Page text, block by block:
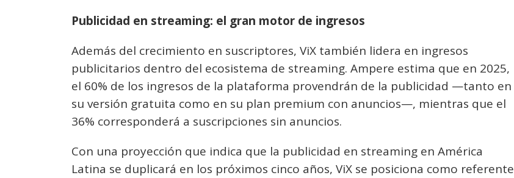
Publicidad en streaming: el gran motor de ingresos
Además del crecimiento en suscriptores, ViX también lidera en ingresos
publicitarios dentro del ecosistema de streaming. Ampere estima que en 2025,
el 60% de los ingresos de la plataforma provendrán de la publicidad —tanto en
su versión gratuita como en su plan premium con anuncios—, mientras que el
36% corresponderá a suscripciones sin anuncios.
Con una proyección que indica que la publicidad en streaming en América
Latina se duplicará en los próximos cinco años, ViX se posiciona como referente